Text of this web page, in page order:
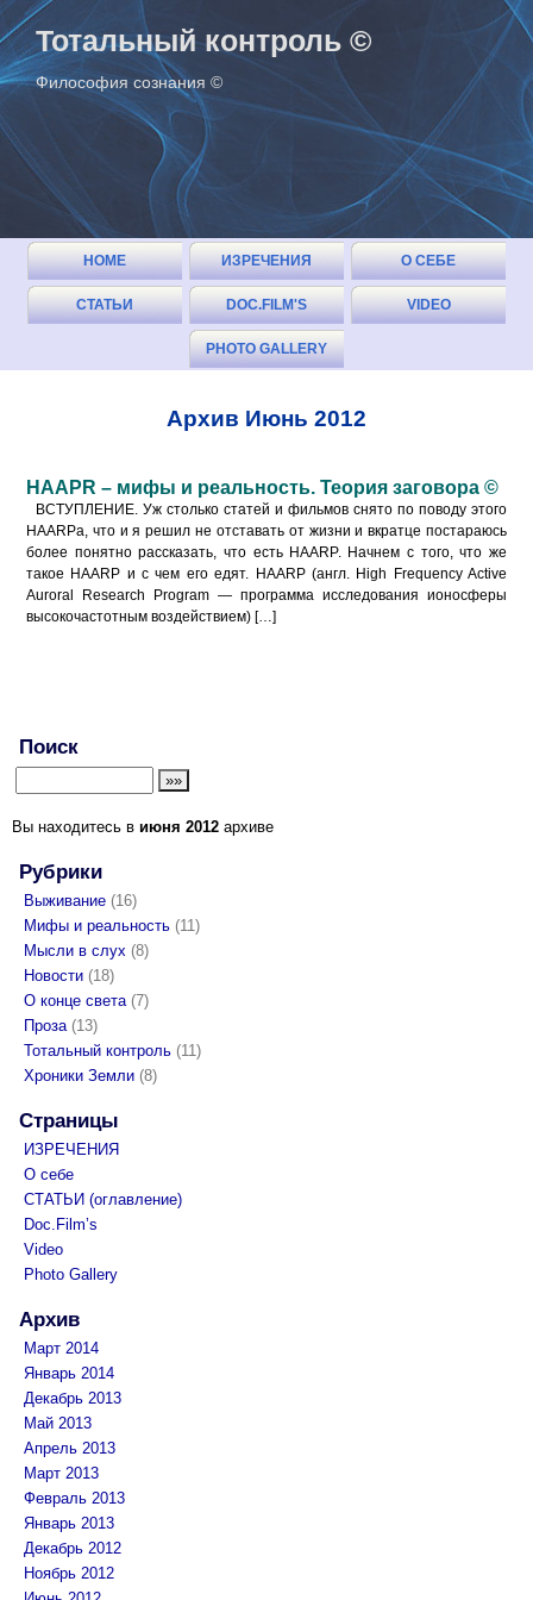
Тотальный контроль ©
Философия сознания ©
HOME ИЗРЕЧЕНИЯ О СЕБЕ
СТАТЬИ DOC.FILM'S VIDEO
PHOTO GALLERY
Архив Июнь 2012
HAAPR – мифы и реальность. Теория заговора ©
ВСТУПЛЕНИЕ. Уж столько статей и фильмов снято по поводу этого
HAARPа, что и я решил не отставать от жизни и вкратце постараюсь
более понятно рассказать, что есть HAARP. Начнем с того, что же
такое HAARP и с чем его едят. HAARP (англ. High Frequency Active
Auroral Research Program — программа исследования ионосферы
высокочастотным воздействием) […]
Поиск
Вы находитесь в июня 2012 архиве
Рубрики
Выживание (16)
Мифы и реальность (11)
Мысли в слух (8)
Новости (18)
О конце света(7)
Проза(13)
Тотальный контроль (11)
Хроники Земли (8)
Страницы
ИЗРЕЧЕНИЯ
О себе
СТАТЬИ (оглавление)
Doc.Film’s
Video
Photo Gallery
Архив
Март 2014
Январь 2014
Декабрь 2013
Май 2013
Апрель 2013
Март 2013
Февраль 2013
Январь 2013
Декабрь 2012
Ноябрь 2012